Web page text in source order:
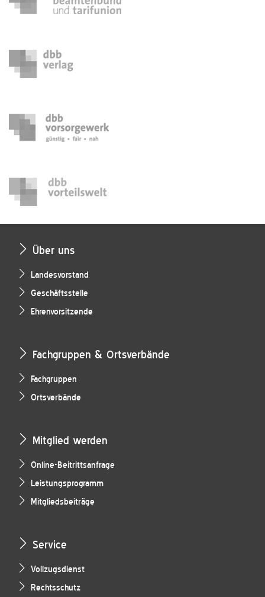
Über uns
Landesvorstand
Geschäftsstelle
Ehrenvorsitzende
Fachgruppen & Ortsverbände
Fachgruppen
Ortsverbände
Mitglied werden
Online-Beitrittsanfrage
Leistungsprogramm
Mitgliedsbeiträge
Service
Vollzugsdienst
Rechtsschutz